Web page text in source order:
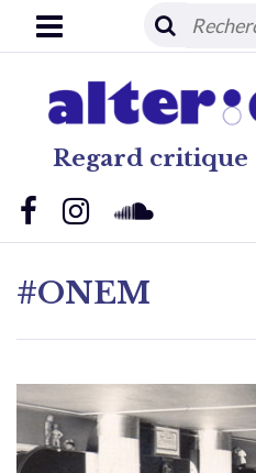
Regard critique
#ONEM